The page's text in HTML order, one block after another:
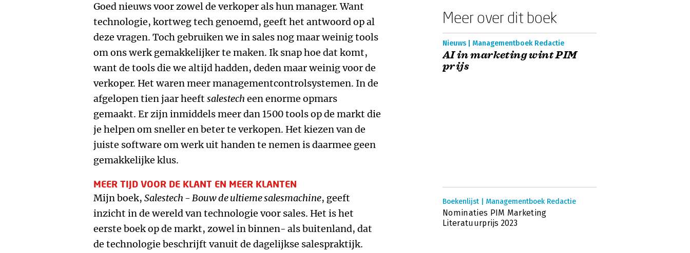
Goed nieuws voor zowel de verkoper als hun manager. Want
technologie, kortweg tech genoemd, geeft het antwoord op al
deze vragen. Toch gebruiken we in sales nog maar weinig tools
om ons werk gemakkelijker te maken. Ik snap hoe dat komt,
want de tools die we altijd hadden, deden maar weinig voor de
verkoper. Het waren meer managementcontrolsystemen. In de
afgelopen tien jaar heeft salestech een enorme opmars
gemaakt. Er zijn inmiddels meer dan 1500 tools op de markt die
je helpen om sneller en beter te verkopen. Het kiezen van de
juiste software om werk uit handen te nemen is daarmee geen
gemakkelijke klus.
MEER TIJD VOOR DE KLANT EN MEER KLANTEN
Mijn boek, Salestech - Bouw de ultieme salesmachine, geeft
inzicht in de wereld van technologie voor sales. Het is het
eerste boek op de markt, zowel in binnen- als buitenland, dat
de technologie beschrijft vanuit de dagelijkse salespraktijk.
Meer over dit boek
Nieuws | Managementboek Redactie
AI in marketing wint PIM
prijs
Boekenlijst | Managementboek Redactie
Nominaties PIM Marketing
Literatuurprijs 2023